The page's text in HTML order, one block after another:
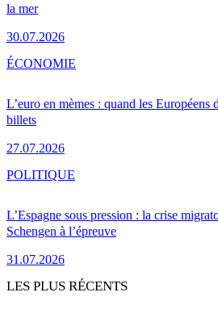
la mer
30.07.2026
L’euro en mèmes : quand les Européens
billets
27.07.2026
ÉCONOMIE
L’Espagne sous pression : la crise
Schengen à l’épreuve
31.07.2026
POLITIQUE
LES PLUS RÉCENTS